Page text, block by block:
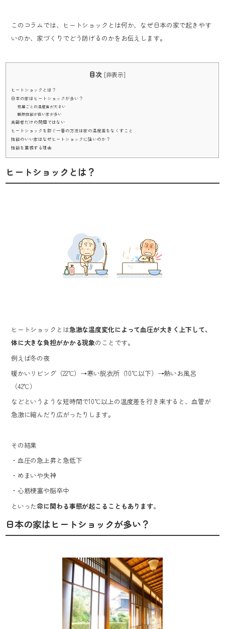
このコラムでは、ヒートショックとは何か、なぜ日本の家で起きやす
いのか、家づくりでどう防げるのかをお伝えします。
目次 [非表示]
ヒートショックとは？
日本の家はヒートショックが多い？
部屋ごとの温度差が大きい
断熱性能が低い家が多い
高齢者だけの問題ではない
ヒートショックを防ぐ一番の方法は家の温度差をなくすこと
性能のいい家はなぜヒートショックに強いのか？
性能を重視する理由
ヒートショックとは？
ヒートショックとは急激な温度変化によって血圧が大きく上下して、
体に大きな負担がかかる現象のことです。
例えば冬の夜
暖かいリビング（22℃）→寒い脱衣所（10℃以下）→熱いお風呂
（42℃）
などというような短時間で10℃以上の温度差を行き来すると、血管が
急激に縮んだり広がったりします。
その結果
・血圧の急上昇と急低下
・めまいや失神
・心筋梗塞や脳卒中
といった命に関わる事態が起こることもあります。
日本の家はヒートショックが多い？